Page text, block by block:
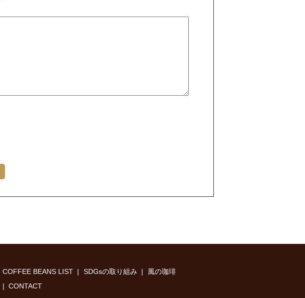
COFFEE BEANS LIST SDGsの取り組み
風の珈琲
CONTACT